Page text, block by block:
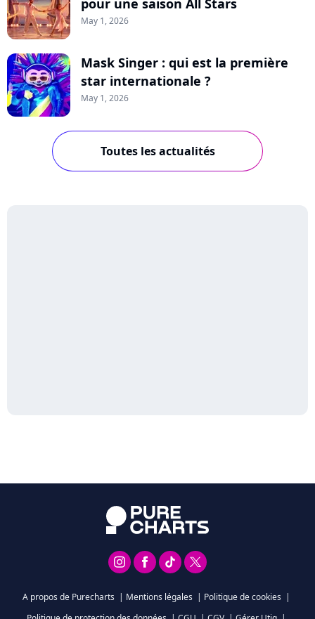
pour une saison All Stars
May 1, 2026
Mask Singer : qui est la première
star internationale ?
May 1, 2026
Toutes les actualités
A propos de Purecharts | Mentions légales | Politique de cookies |